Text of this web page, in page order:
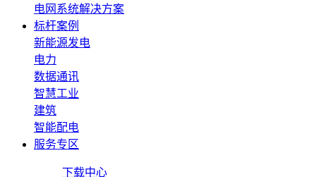
电网系统解决方案
标杆案例
新能源发电
电力
数据通讯
智慧工业
建筑
智能配电
服务专区
下载中心